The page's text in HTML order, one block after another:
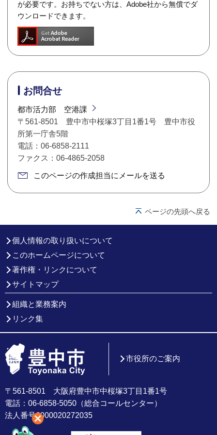
が必要です。お持ちでない方は、Adobe社から無償でダ
ウンロードできます。
お問合せ
都市活力部 空港課
〒561-8501 豊中市中桜塚3丁目1番1号 豊中市役
所第一庁舎5階
電話：06-6858-2111
ファクス：06-4865-2058
このページの作成担当にメールを送る
ページの先頭へ戻る
個人情報の取り扱いについて
このホームページについて
著作権・リンクについて
サイトマップ
組織と業務案内
リンク集
〒561-8501 大阪府豊中市中桜塚3丁目1番1号
電話：06-6858-5050（総合コールセンター）
法人番号6000020272035
市役所のご案内